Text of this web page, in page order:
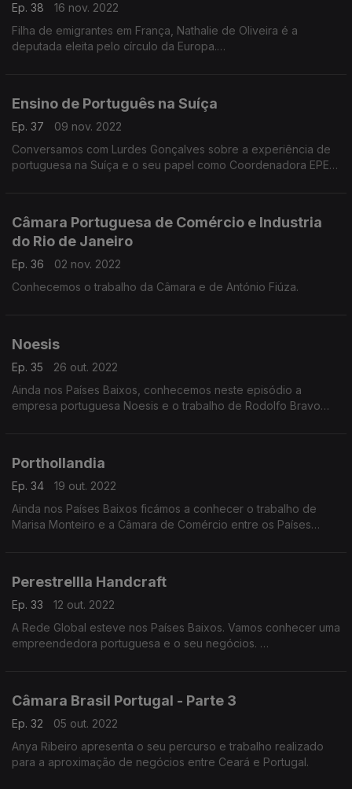
Ep. 38
16 nov. 2022
Filha de emigrantes em França, Nathalie de Oliveira é a
deputada eleita pelo círculo da Europa.
Ensino de Português na Suíça
Ep. 37
09 nov. 2022
Conversamos com Lurdes Gonçalves sobre a experiência de
portuguesa na Suíça e o seu papel como Coordenadora EPE
Câmara Portuguesa de Comércio e Industria
do Rio de Janeiro
Ep. 36
02 nov. 2022
Conhecemos o trabalho da Câmara e de António Fiúza.
Noesis
Ep. 35
26 out. 2022
Ainda nos Países Baixos, conhecemos neste episódio a
empresa portuguesa Noesis e o trabalho de Rodolfo Bravo
Porthollandia
Ep. 34
19 out. 2022
Ainda nos Países Baixos ficámos a conhecer o trabalho de
Marisa Monteiro e a Câmara de Comércio entre os Países
Perestrellla Handcraft
Ep. 33
12 out. 2022
A Rede Global esteve nos Países Baixos. Vamos conhecer uma
empreendedora portuguesa e o seu negócios.
Câmara Brasil Portugal - Parte 3
Ep. 32
05 out. 2022
Anya Ribeiro apresenta o seu percurso e trabalho realizado
para a aproximação de negócios entre Ceará e Portugal.